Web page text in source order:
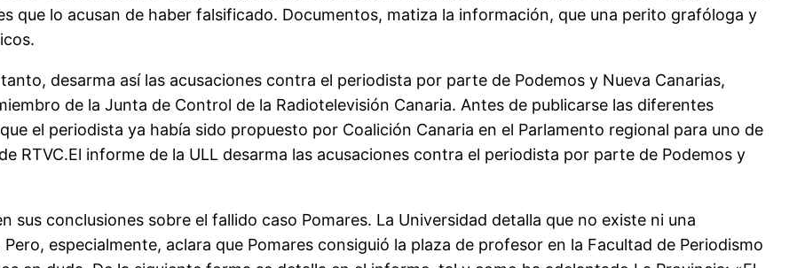
que lo acusan de haber falsificado. Documentos, matiza la información, que una perito grafóloga y
desarma así las acusaciones contra el periodista por parte de Podemos y Nueva Canarias,
de la Junta de Control de la Radiotelevisión Canaria. Antes de publicarse las diferentes
el periodista ya había sido propuesto por Coalición Canaria en el Parlamento regional para uno de
RTVC.El informe de la ULL desarma las acusaciones contra el periodista por parte de Podemos y
sus conclusiones sobre el fallido caso Pomares. La Universidad detalla que no existe ni una
especialmente, aclara que Pomares consiguió la plaza de profesor en la Facultad de Periodismo